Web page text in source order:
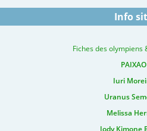
Info
Fiches des olympiens
PAIXAO
Iuri
Uranus
Melissa
Jody Kimone